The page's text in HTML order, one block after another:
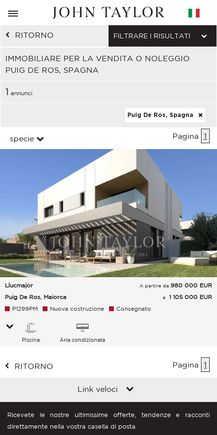
RITORNO
IMMOBILIARE PER LA VENDITA O NOLEGGIO
PUIG DE ROS, SPAGNA
FILTRARE I RISULTATI
1 annunci
Puig De Ros, Spagna
specie Pagina 1
Llucmajor
Puig De Ros, Maiorca
A partire da 980 000 EUR
a
1 105 000 EUR
P1299PM
Nuova costruzione Consegnato
Piscina Aria condizionata
RITORNO Pagina 1
Link veloci
Ricevete le nostre ultimissime offerte, tendenze e racconti
direttamente nella vostra casella di posta